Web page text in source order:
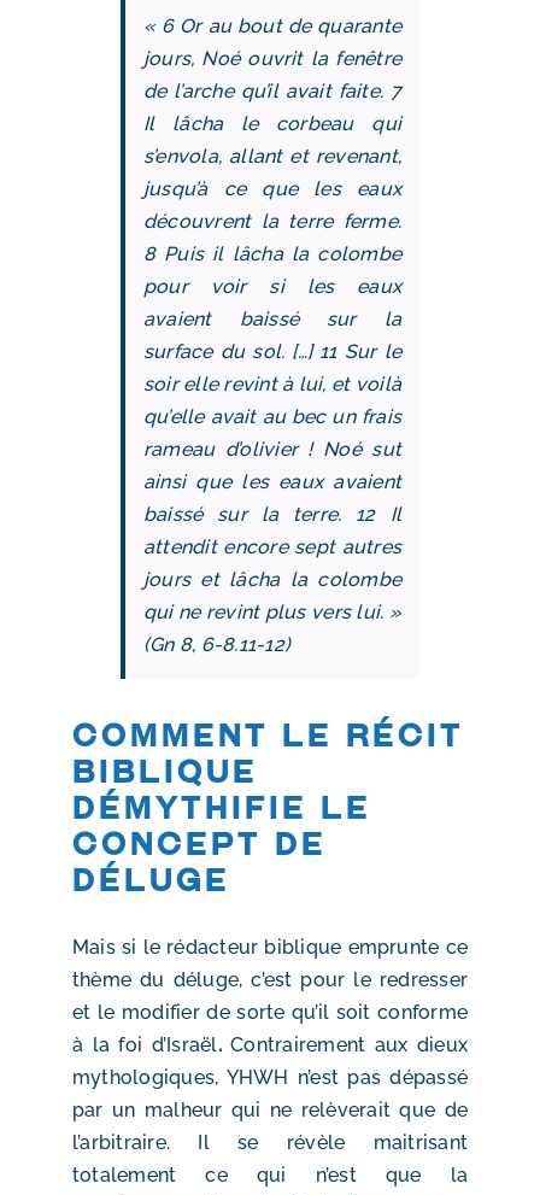
« 6 Or au bout de quarante
jours, Noé ouvrit la fenêtre
de l’arche qu’il avait faite. 7
Il lâcha le corbeau qui
s’envola, allant et revenant,
jusqu’à ce que les eaux
découvrent la terre ferme.
8 Puis il lâcha la colombe
pour voir si les eaux
avaient baissé sur la
surface du sol. […] 11 Sur le
soir elle revint à lui, et voilà
qu’elle avait au bec un frais
rameau d’olivier ! Noé sut
ainsi que les eaux avaient
baissé sur la terre. 12 Il
attendit encore sept autres
jours et lâcha la colombe
qui ne revint plus vers lui. »
(Gn 8, 6‑8.11‑12)
Comment le récit
biblique
démythifie le
concept de
déluge
Mais si le rédacteur biblique emprunte ce
thème du déluge, c’est pour le redresser
et le modifier de sorte qu’il soit conforme
à la foi d’Israël.Contrairement aux dieux
mythologiques, YHWH n’est pas dépassé
par un malheur qui ne relèverait que de
l’arbitraire. Il se révèle maitrisant
totalement ce qui n’est que la